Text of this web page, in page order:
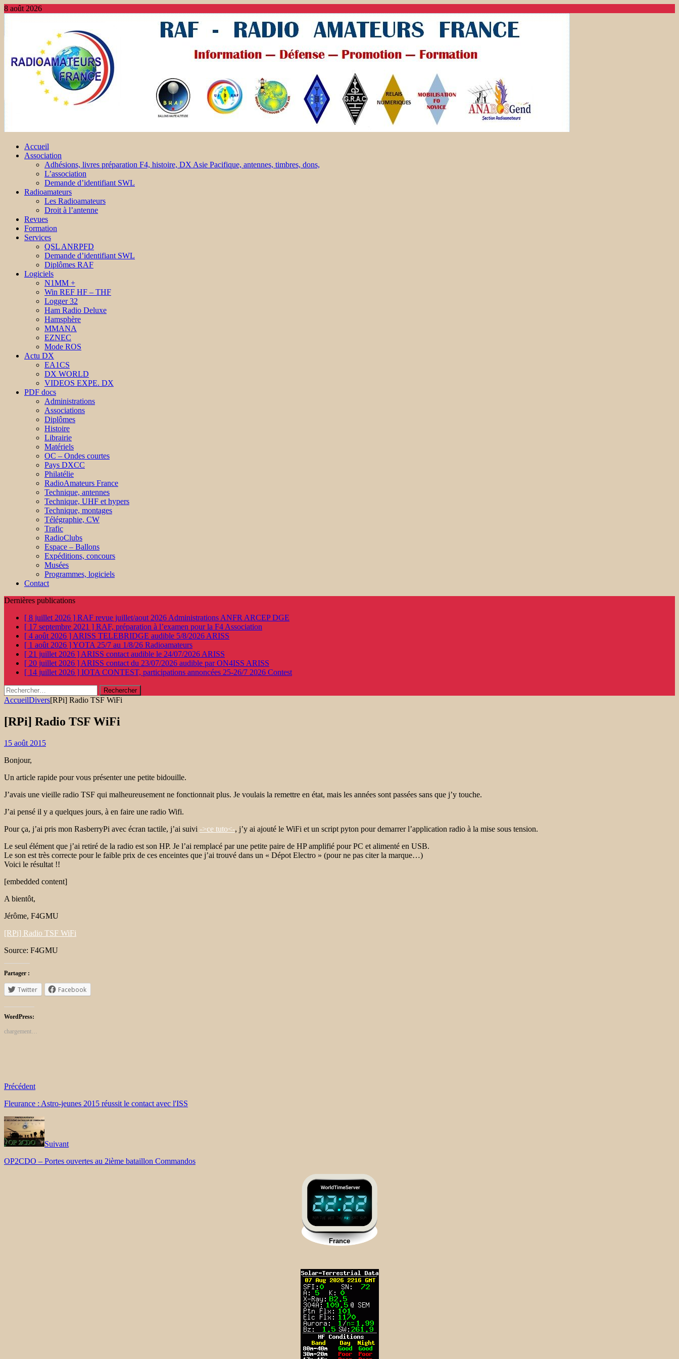
8 août 2026
Accueil
Association
Adhésions, livres préparation F4, histoire, DX Asie Pacifique, antennes, timbres, dons,
L’association
Demande d’identifiant SWL
Radioamateurs
Les Radioamateurs
Droit à l’antenne
Revues
Formation
Services
QSL ANRPFD
Demande d’identifiant SWL
Diplômes RAF
Logiciels
N1MM +
Win REF HF – THF
Logger 32
Ham Radio Deluxe
Hamsphère
MMANA
EZNEC
Mode ROS
Actu DX
EA1CS
DX WORLD
VIDEOS EXPE. DX
PDF docs
Administrations
Associations
Diplômes
Histoire
Librairie
Matériels
OC – Ondes courtes
Pays DXCC
Philatélie
RadioAmateurs France
Technique, antennes
Technique, UHF et hypers
Technique, montages
Télégraphie, CW
Trafic
RadioClubs
Espace – Ballons
Expéditions, concours
Musées
Programmes, logiciels
Contact
Dernières publications
[ 8 juillet 2026 ] RAF revue juillet/aout 2026 Administrations ANFR ARCEP DGE
[ 17 septembre 2021 ] RAF, préparation à l’examen pour la F4 Association
[ 4 août 2026 ] ARISS TELEBRIDGE audible 5/8/2026 ARISS
[ 1 août 2026 ]YOTA 25/7 au 1/8/26 Radioamateurs
[ 21 juillet 2026 ] ARISS contact audible le 24/07/2026 ARISS
[ 20 juillet 2026 ] ARISS contact du 23/07/2026 audible par ON4ISS ARISS
[ 14 juillet 2026 ] IOTA CONTEST, participations annoncées 25-26/7 2026 Contest
Rechercher :
AccueilDivers[RPi] Radio TSF WiFi
[RPi] Radio TSF WiFi
15 août 2015
Bonjour,
Un article rapide pour vous présenter une petite bidouille.
J’avais une vieille radio TSF qui malheureusement ne fonctionnait plus. Je voulais la remettre en état, mais les années sont passées sans que j’y touche.
J’ai pensé il y a quelques jours, à en faire une radio Wifi.
Pour ça, j’ai pris mon RasberryPi avec écran tactile, j’ai suivi ->ce tuto<-, j’y ai ajouté le WiFi et un script pyton pour demarrer l’application radio à la mise sous tension.
Le seul élément que j’ai retiré de la radio est son HP. Je l’ai remplacé par une petite paire de HP amplifié pour PC et alimenté en USB.
Le son est très correcte pour le faible prix de ces enceintes que j’ai trouvé dans un « Dépot Electro » (pour ne pas citer la marque…)
Voici le résultat !!
[embedded content]
A bientôt,
Jérôme, F4GMU
[RPi] Radio TSF WiFi
Source: F4GMU
Partager :
Twitter Facebook
WordPress:
chargement…
Précédent
Fleurance : Astro-jeunes 2015 réussit le contact avec l'ISS
Suivant
OP2CDO – Portes ouvertes au 2ième bataillon Commandos